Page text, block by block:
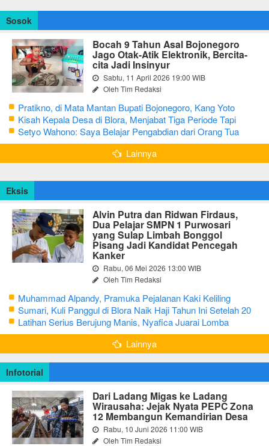
Sosok
Bocah 9 Tahun Asal Bojonegoro
Jago Otak-Atik Elektronik, Bercita-
cita Jadi Insinyur
Sabtu, 11 April 2026 19:00 WIB
Oleh Tim Redaksi
Pratikno, di Mata Mantan Bupati Bojonegoro, Kang Yoto
Kisah Kepala Desa di Blora, Menjabat Tiga Periode Tapi
Masih Hidup Sederhana
Setyo Wahono: Saya Belajar Pengabdian dari Orang Tua
Lainnya
Eksis
Alvin Putra dan Ridwan Firdaus,
Dua Pelajar SMPN 1 Purwosari
yang Sulap Limbah Bonggol
Pisang Jadi Kandidat Pencegah
Kanker
Rabu, 06 Mei 2026 13:00 WIB
Oleh Tim Redaksi
Muhammad Alpandy, Pramuka Pejalanan Kaki Keliling
Nusantara dengan Misi Literasi Budaya
Sumari, Kuli Panggul di Blora Naik Haji Tahun Ini Setelah 20
Tahun Sisihkan Uang Receh
Latihan Serius Berujung Manis, Nyafica Juarai Lomba
Bertutur tentang Nilai Hidup Orang Samin
Lainnya
Infotorial
Dari Ladang Migas ke Ladang
Wirausaha: Jejak Nyata PEPC Zona
12 Membangun Kemandirian Desa
Rabu, 10 Juni 2026 11:00 WIB
Oleh Tim Redaksi